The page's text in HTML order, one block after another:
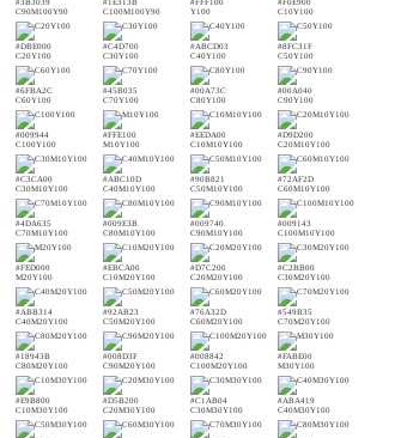
#3B3039
C90M100Y90
#1E313B
C100M100Y90
#FFF100
Y100
#F0E900
C10Y100
#DBE000
C20Y100
#C4D700
C30Y100
#ABCD03
C40Y100
#8FC31F
C50Y100
#6FBA2C
C60Y100
#45B035
C70Y100
#00A73C
C80Y100
#00A040
C90Y100
#009944
C100Y100
#FFE100
M10Y100
#EEDA00
C10M10Y100
#D9D200
C20M10Y100
#C3CA00
C30M10Y100
#ABC10D
C40M10Y100
#90B821
C50M10Y100
#72AF2D
C60M10Y100
#4DA635
C70M10Y100
#009E3B
C80M10Y100
#009740
C90M10Y100
#009143
C100M10Y100
#FED000
M20Y100
#EBCA00
C10M20Y100
#D7C200
C20M20Y100
#C2BB00
C30M20Y100
#ABB314
C40M20Y100
#92AB23
C50M20Y100
#76A32D
C60M20Y100
#549B35
C70M20Y100
#18943B
C80M20Y100
#008D3F
C90M20Y100
#008842
C100M20Y100
#FABE00
M30Y100
#E9B800
C10M30Y100
#D5B200
C20M30Y100
#C1AB04
C30M30Y100
#ABA419
C40M30Y100